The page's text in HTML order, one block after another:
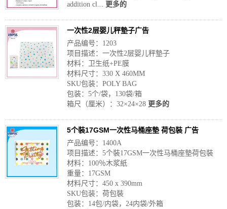
addition cl... 更多的
一次性2层婴儿秤墊子广告
产品编号：1203
项目描述：一次性2层婴儿秤墊子
材料：卫生纸+PE膜
材料尺寸：330 X 460MM
SKU包装：POLY BAG
包装：5个/袋，130袋/箱
箱尺（厘米）：32×24×28 更多的
5个裝17GSM一次性马桶座墊 荷包裝 广告
产品编号：1400A
项目描述：5个裝17GSM一次性马桶座墊荷包裝
材料：100％木浆紙
重量：17GSM
材料尺寸：450 x 390mm
SKU包装：荷包裝
包装：14包/内袋，24内袋/外箱